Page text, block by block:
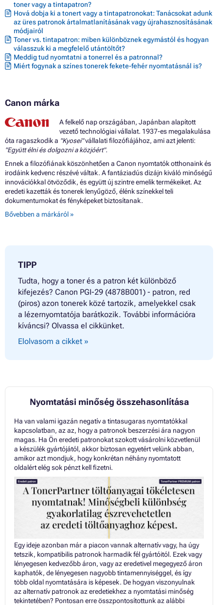
toner vagy a tintapatron?
Hová dobja ki a tonert vagy a tintapatronokat: Tanácsokat adunk
az üres patronok ártalmatlanításának vagy újrahasznosításának
módjairól
Toner vs. tintapatron: miben különböznek egymástól és hogyan
válasszuk ki a megfelelő utántöltőt?
Meddig tud nyomtatni a tonerrel és a patronnal?
Miért fogynak a színes tonerek fekete-fehér nyomtatásnál is?
Canon márka
A felkelő nap országában, Japánban alapított
vezető technológiai vállalat. 1937-es megalakulása
óta ragaszkodik a "Kyosei"vállalati filozófiájához, ami azt jelenti:
"Együtt élni és dolgozni a közjóért".
Ennek a filozófiának köszönhetően a Canon nyomtatók otthonaink és
irodáink kedvenc részévé váltak. A fantáziadús dizájn kiváló minőségű
innovációkkal ötvöződik, és együtt új szintre emelik termékeiket. Az
eredeti kazetták és tonerek lenyűgöző, élénk színekkel teli
dokumentumokat és fényképeket biztosítanak.
Bővebben a márkáról »
TIPP
Tudta, hogy a toner és a patron két különböző
kifejezés? Canon PGI-29 (4878B001) - patron, red
(piros) azon tonerek közé tartozik, amelyekkel csak
a lézernyomtatója barátkozik. További információra
kíváncsi? Olvassa el cikkünket.
Elolvasom a cikket »
Nyomtatási minőség összehasonlítása
Ha van valami igazán negatív a tintasugaras nyomtatókkal
kapcsolatban, az az, hogy a patronok beszerzési ára nagyon
magas. Ha Ön eredeti patronokat szokott vásárolni közvetlenül
a készülék gyártójától, akkor biztosan egyetért velünk abban,
amikor azt mondjuk, hogy konkrétan néhány nyomtatott
oldalért elég sok pénzt kell fizetni.
Egy ideje azonban már a piacon vannak alternatív vagy, ha úgy
tetszik, kompatibilis patronok harmadik fél gyártóitól. Ezek vagy
lényegesen kedvezőbb áron, vagy az eredetivel megegyező áron
kaphatók, de lényegesen nagyobb tintamennyiséggel, és így
több oldal nyomtatására is képesek. De hogyan viszonyulnak
az alternatív patronok az eredetiekhez a nyomtatási minőség
tekintetében? Pontosan erre összpontosítottunk az alábbi